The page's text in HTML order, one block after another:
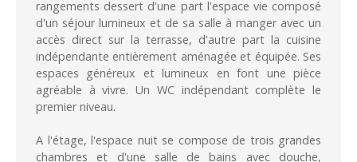
rangements dessert d'une part l'espace vie composé
d'un séjour lumineux et de sa salle à manger avec un
accès direct sur la terrasse, d'autre part la cuisine
indépendante entièrement aménagée et équipée. Ses
espaces généreux et lumineux en font une pièce
agréable à vivre. Un WC indépendant complète le
premier niveau.
A l'étage, l'espace nuit se compose de trois grandes
chambres et d'une salle de bains avec douche,